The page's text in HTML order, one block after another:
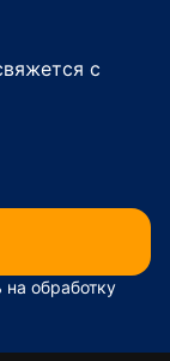
с
обработку